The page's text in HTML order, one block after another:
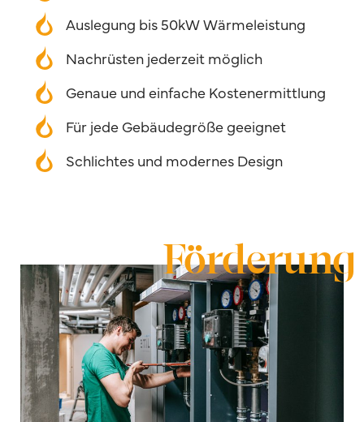
Auslegung bis 50kW Wärmeleistung
Nachrüsten jederzeit möglich
Genaue und einfache Kostenermittlung
Für jede Gebäudegröße geeignet
Schlichtes und modernes Design
Förderung